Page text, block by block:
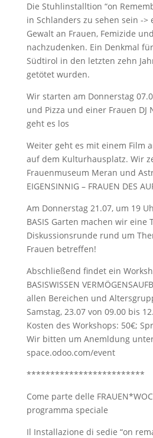
Die Stuhlinstalltion “on
in Schlanders zu sehen sein ->
Gewalt an Frauen, Femizide
nachzudenken. Ein Denkmal
Südtirol in den letzten zehn
getötet wurden.
Wir starten am Donnerstag
und Pizza und einer Frauen DJ
geht es los
Weiter geht es mit einem Film
auf dem Kulturhausplatz. Wir
Frauenmuseum Meran und
EIGENSINNIG – FRAUEN DES
Am Donnerstag 21.07, um 19
BASIS Garten machen wir eine
Diskussionsrunde rund um
Frauen betreffen!
Abschließend findet ein
BASISWISSEN
allen Bereichen und
Samstag, 23.07 von 09.00 bis
Kosten des Workshops: 50€;
Wir bitten um Anemldung
space.odoo.com/event
*************************
Come parte delle
programma speciale
Il Installazione di sedie “on